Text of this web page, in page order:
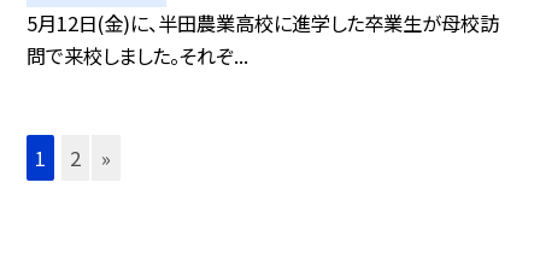
5月12日(金)に、半田農業高校に進学した卒業生が母校訪
問で来校しました。それぞ...
1 2 »